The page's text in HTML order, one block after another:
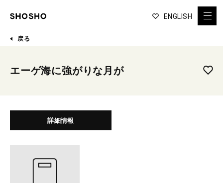
ENGLISH
戻る
エーゲ海に強がりな月が
詳細情報